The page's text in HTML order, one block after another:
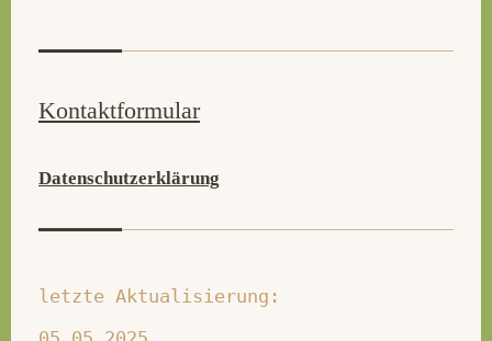
Kontaktformular
Datenschutzerklärung